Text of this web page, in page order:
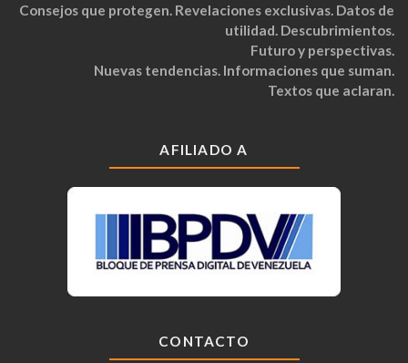
Consejos que protegen. Revelaciones exclusivas. Datos de
utilidad. Descubrimientos.
Futuro y perspectivas.
Nuevas tendencias. Informaciones que suman.
Textos que aclaran.
AFILIADO A
CONTACTO